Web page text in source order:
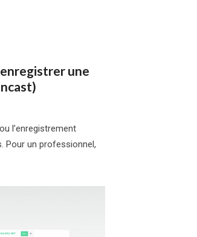
une
l’enregistrement
Pour un professionnel,